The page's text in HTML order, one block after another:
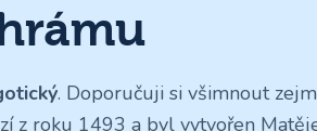
. Doporučuji si všimnout
z roku 1493 a byl vytvořen